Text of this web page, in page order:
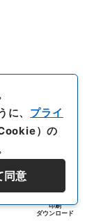
印刷
ダウンロード
に、 プライ
）の
同意